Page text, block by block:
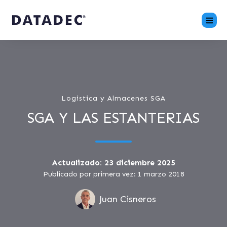
Logistica y Almacenes SGA
SGA Y LAS ESTANTERIAS
Actualizado: 23 diciembre 2025
Publicado por primera vez: 1 marzo 2018
Juan Cisneros